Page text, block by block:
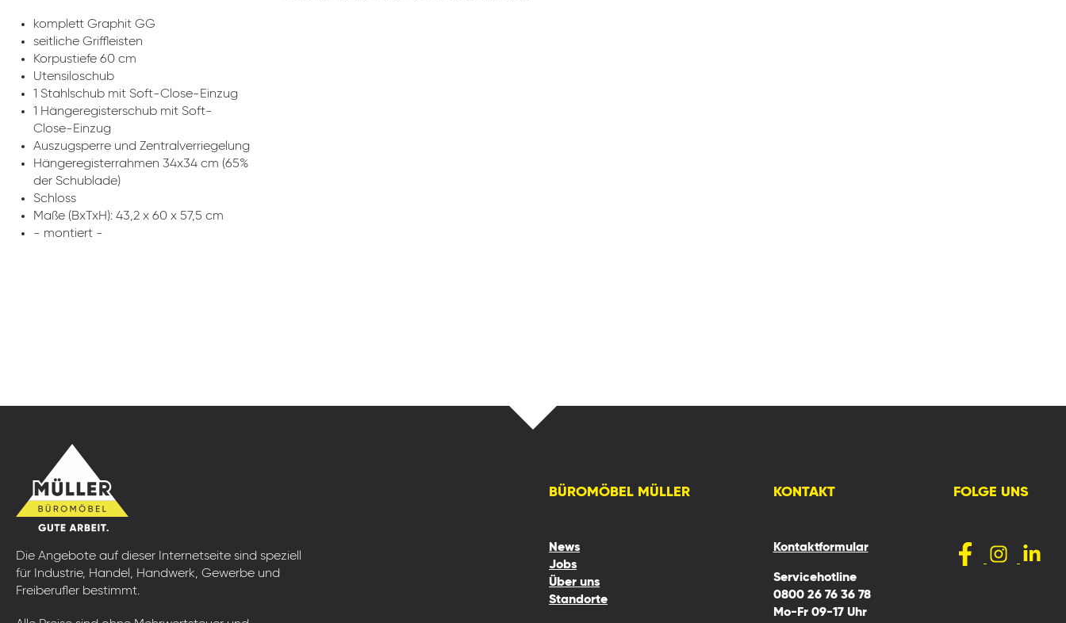
komplett Graphit GG
seitliche Griffleisten
Korpustiefe 60 cm
Utensiloschub
1 Stahlschub mit Soft-Close-Einzug
1 Hängeregisterschub mit Soft-
Close-Einzug
Auszugsperre und Zentralverriegelung
Hängeregisterrahmen 34x34 cm (65%
der Schublade)
Schloss
Maße (BxTxH): 43,2 x 60 x 57,5 cm
- montiert -
Die Angebote auf dieser Internetseite sind speziell
für Industrie, Handel, Handwerk, Gewerbe und
Freiberufler bestimmt.
BÜROMÖBEL MÜLLER
News
Jobs
Über uns
Standorte
KONTAKT
Kontaktformular
Servicehotline
0800 26 76 36 78
Mo-Fr 09-17 Uhr
FOLGE UNS